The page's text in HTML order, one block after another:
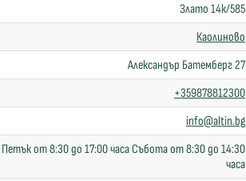
Злато 14к/585
Каолиново
Александър Батемберг 27
+359878812300
info@altin.bg
от 8:30 до 17:00 часа Събота от 8:30 до 14:30
часа